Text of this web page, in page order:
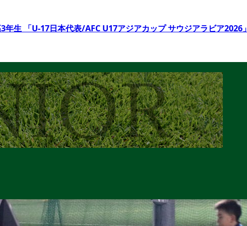
年生 「U-17日本代表/AFC U17アジアカップ サウジアラビア2026